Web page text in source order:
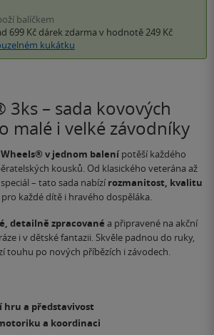
balíčkem
699 Kč dárek zdarma v hodnotě 249 Kč
kukátku
3ks – sada kovových
malé i velké závodníky
v jednom balení potěší každého
kousků. Od klasického veterána až
– tato sada nabízírozmanitost, kvalitu
pro každé dítě i hravého dospěláka.
detailně zpracované a připravené na akční
i v dětské fantazii. Skvěle padnou do ruky,
touhu po nových příbězích i závodech.
a představivost
a koordinaci